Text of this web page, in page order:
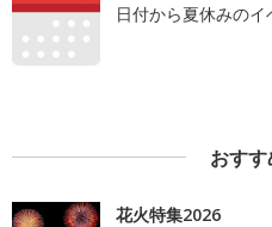
日付から夏休みの
おす
花火特集2026